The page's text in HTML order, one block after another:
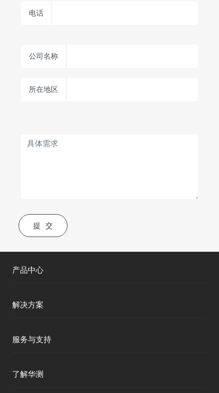
电话
公司名称
所在地区
提交
产品中心
海洋测绘
解决方案
服务与支持
了解华测